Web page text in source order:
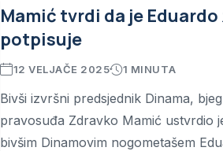
Mamić tvrdi da je
potpisuje
12 VELJAČE 2025 1 MINUTA
Bivši izvršni predsjednik Dinama,
pravosuđa Zdravko Mamić ustvrdio
bivšim Dinamovim nogometašem